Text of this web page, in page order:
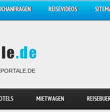
REISEVIDEOS
MIETWAGEN